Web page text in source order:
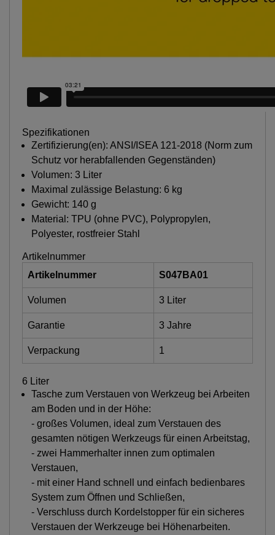
Spezifikationen
Zertifizierung(en): ANSI/ISEA 121-2018 (Norm zum
Schutz vor herabfallenden Gegenständen)
Volumen: 3 Liter
Maximal zulässige Belastung: 6 kg
Gewicht: 140 g
Material: TPU (ohne PVC), Polypropylen,
Polyester, rostfreier Stahl
Artikelnummer
Artikelnummer
S047BA01
Volumen 3 Liter
Garantie 3 Jahre
Verpackung 1
6 Liter
Tasche zum Verstauen von Werkzeug bei Arbeiten
am Boden und in der Höhe:
- großes Volumen, ideal zum Verstauen des
gesamten nötigen Werkzeugs für einen Arbeitstag,
- zwei Hammerhalter innen zum optimalen
Verstauen,
- mit einer Hand schnell und einfach bedienbares
System zum Öffnen und Schließen,
- Verschluss durch Kordelstopper für ein sicheres
Verstauen der Werkzeuge bei Höhenarbeiten.